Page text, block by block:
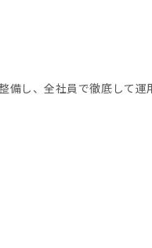
備し、全社員で徹底して